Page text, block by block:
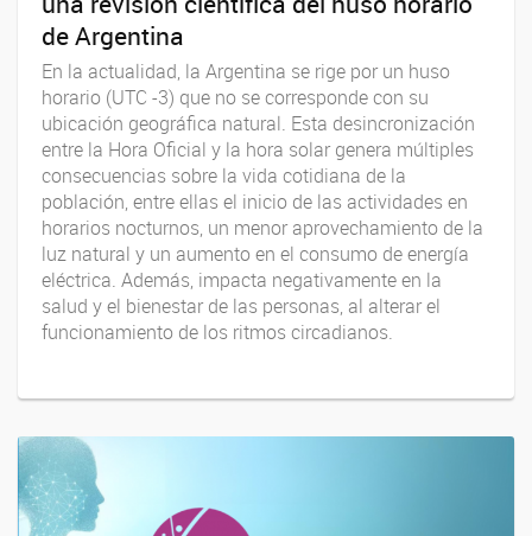
de Argentina
En la actualidad, la Argentina se rige por un huso
horario (UTC -3) que no se corresponde con su
ubicación geográfica natural. Esta desincronización
entre la Hora Oficial y la hora solar genera múltiples
consecuencias sobre la vida cotidiana de la
población, entre ellas el inicio de las actividades en
horarios nocturnos, un menor aprovechamiento de la
luz natural y un aumento en el consumo de energía
eléctrica. Además, impacta negativamente en la
salud y el bienestar de las personas, al alterar el
funcionamiento de los ritmos circadianos.